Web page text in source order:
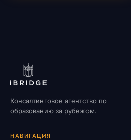
Консалтинговое агентство по
образованию за рубежом.
НАВИГАЦИЯ